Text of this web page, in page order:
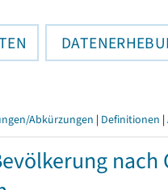
Abkürzungen | Definitionen |